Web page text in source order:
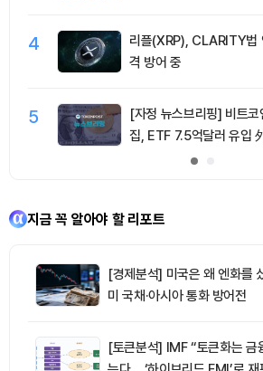
4
리플(XRP), CLARITY법
격 방어 중
5
[자정 뉴스브리핑] 비트
집, ETF 7.5억달러 유입
지금 꼭 알아야 할 리포트
[경제분석] 미국은 왜 엔화를
미 국채·아시아 통화 방어전
[토큰분석] IMF “토큰화는 금